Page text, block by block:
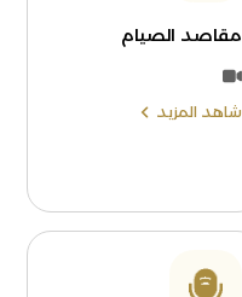
مقاصد الصيام
شاهد المزيد